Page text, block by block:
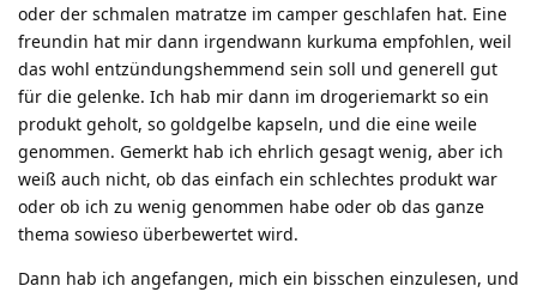
oder der schmalen matratze im camper geschlafen hat. Eine
freundin hat mir dann irgendwann kurkuma empfohlen, weil
das wohl entzündungshemmend sein soll und generell gut
für die gelenke. Ich hab mir dann im drogeriemarkt so ein
produkt geholt, so goldgelbe kapseln, und die eine weile
genommen. Gemerkt hab ich ehrlich gesagt wenig, aber ich
weiß auch nicht, ob das einfach ein schlechtes produkt war
oder ob ich zu wenig genommen habe oder ob das ganze
thema sowieso überbewertet wird.
Dann hab ich angefangen, mich ein bisschen einzulesen, und